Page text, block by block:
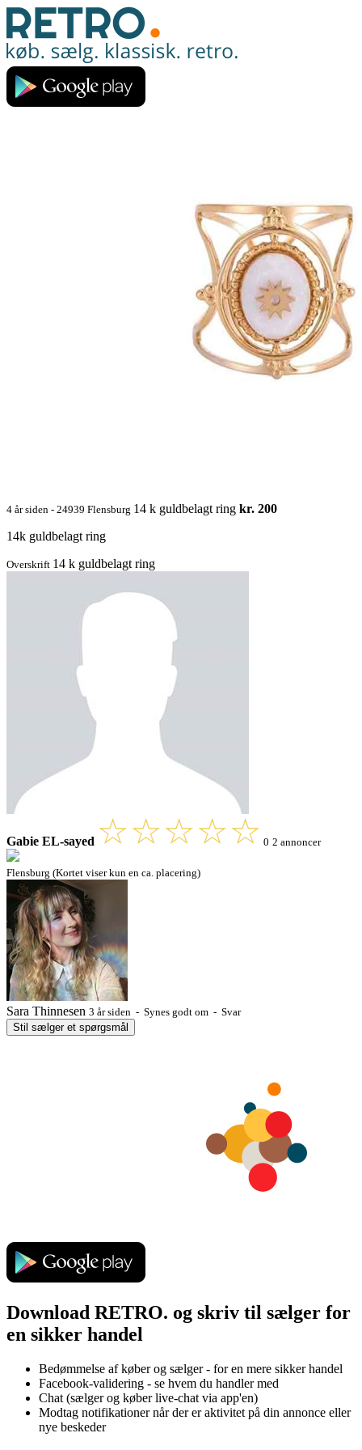
4 år siden - 24939 Flensburg 14 k guldbelagt ring kr. 200
14k guldbelagt ring
Overskrift 14 k guldbelagt ring
Gabie EL-sayed 0 2 annoncer
Flensburg (Kortet viser kun en ca. placering)
Sara Thinnesen 3 år siden - Synes godt om - Svar
Stil sælger et spørgsmål
Download RETRO. og skriv til sælger for
en sikker handel
Bedømmelse af køber og sælger - for en mere sikker handel
Facebook-validering - se hvem du handler med
Chat (sælger og køber live-chat via app'en)
Modtag notifikationer når der er aktivitet på din annonce eller
nye beskeder